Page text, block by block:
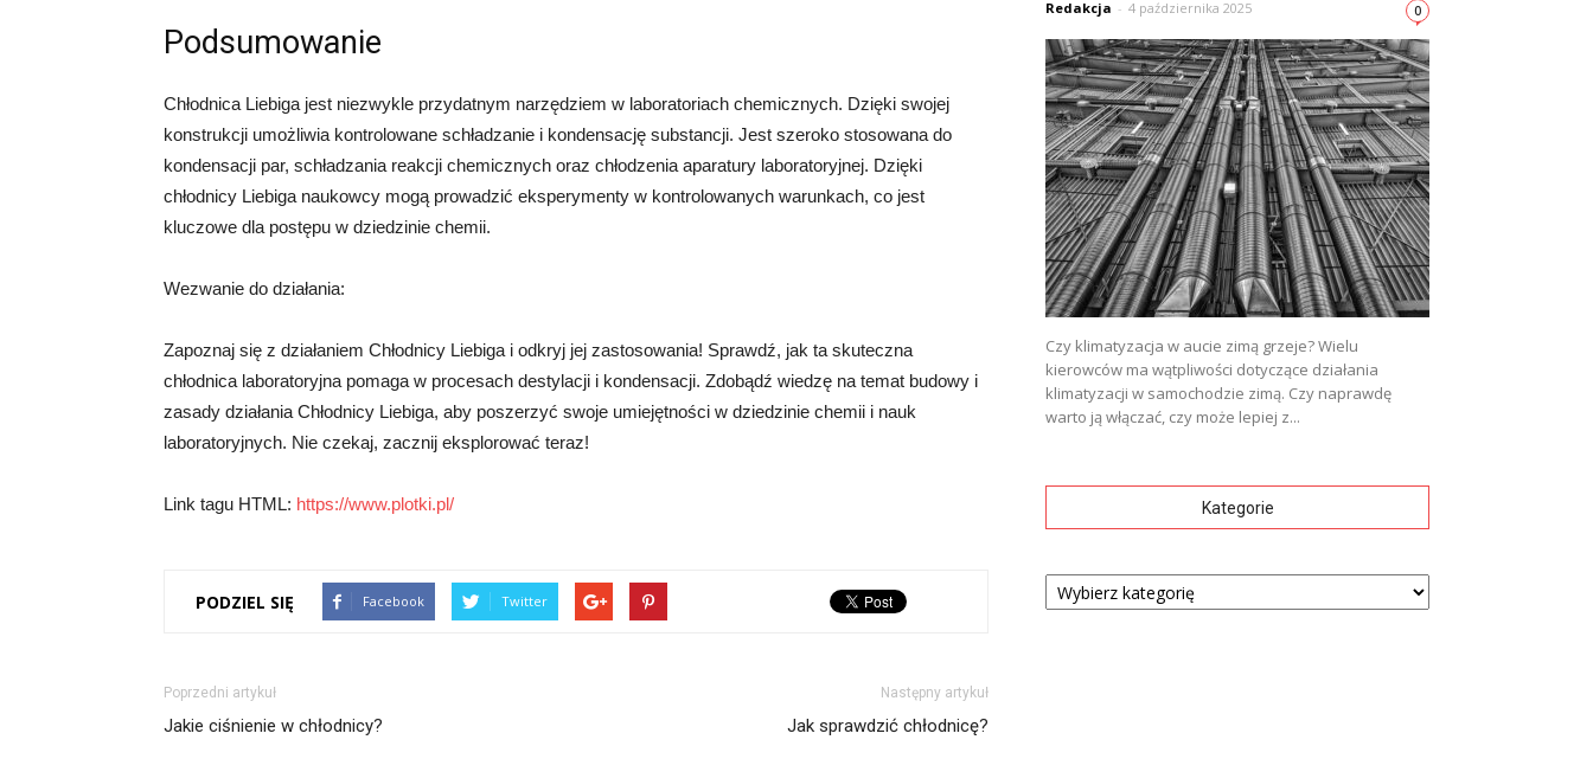
Podsumowanie
Chłodnica Liebiga jest niezwykle przydatnym narzędziem w laboratoriach chemicznych. Dzięki swojej
konstrukcji umożliwia kontrolowane schładzanie i kondensację substancji. Jest szeroko stosowana do
kondensacji par, schładzania reakcji chemicznych oraz chłodzenia aparatury laboratoryjnej. Dzięki
chłodnicy Liebiga naukowcy mogą prowadzić eksperymenty w kontrolowanych warunkach, co jest
kluczowe dla postępu w dziedzinie chemii.
Wezwanie do działania:
Zapoznaj się z działaniem Chłodnicy Liebiga i odkryj jej zastosowania! Sprawdź, jak ta skuteczna
chłodnica laboratoryjna pomaga w procesach destylacji i kondensacji. Zdobądź wiedzę na temat budowy i
zasady działania Chłodnicy Liebiga, aby poszerzyć swoje umiejętności w dziedzinie chemii i nauk
laboratoryjnych. Nie czekaj, zacznij eksplorować teraz!
Link tagu HTML: https://www.plotki.pl/
PODZIEL SIĘ Facebook Twitter
Poprzedni artykuł
Jakie ciśnienie w chłodnicy?
Następny artykuł
Jak sprawdzić chłodnicę?
Redakcja - 4 października 2025 0
Czy klimatyzacja w aucie zimą grzeje? Wielu
kierowców ma wątpliwości dotyczące działania
klimatyzacji w samochodzie zimą. Czy naprawdę
warto ją włączać, czy może lepiej z...
Kategorie
Kategorie